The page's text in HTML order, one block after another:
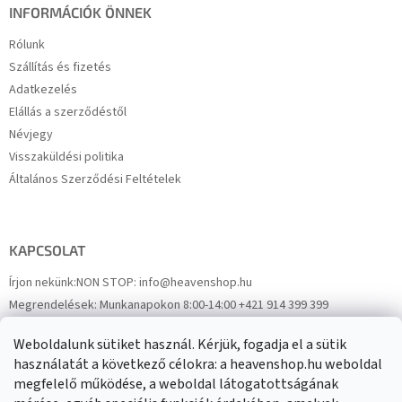
Weboldalunk sütiket használ. Kérjük, fogadja el a sütik
használatát a következő célokra: a heavenshop.hu weboldal
megfelelő működése, a weboldal látogatottságának
INFORMÁCIÓK ÖNNEK
Rólunk
Szállítás és fizetés
Adatkezelés
Elállás a szerződéstől
Névjegy
Visszaküldési politika
Általános Szerződési Feltételek
KAPCSOLAT
Írjon nekünk:NON STOP: info@heavenshop.hu
Megrendelések:Munkanapokon 8:00-14:00 +421 914 399 399
FacebookHeavenShop.sk